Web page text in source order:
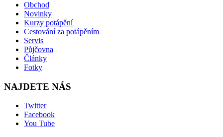
Obchod
Novinky
Kurzy potápění
Cestování za potápěním
Servis
Půjčovna
Články
Fotky
NAJDETE NÁS
Twitter
Facebook
You Tube